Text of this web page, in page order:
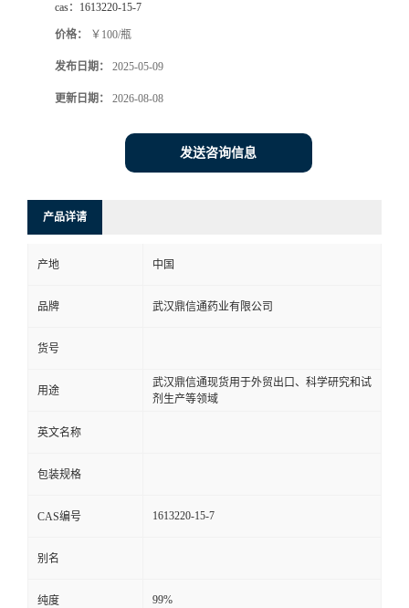
cas： 1613220-15-7
价格： ￥100/瓶
发布日期： 2025-05-09
更新日期： 2026-08-08
发送咨询信息
产品详请
产地 中国
品牌 武汉鼎信通药业有限公司
货号
用途
武汉鼎信通现货用于外贸出口、科学研究和试
剂生产等领域
英文名称
包装规格
CAS编号 1613220-15-7
别名
纯度 99%